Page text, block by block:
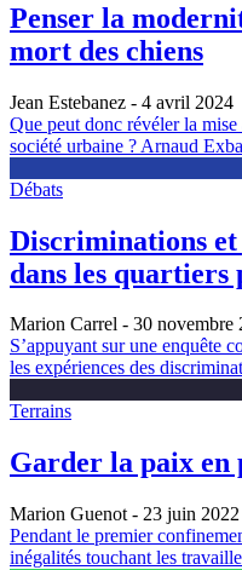
Penser la
mort des chiens
Jean Estebanez - 4 avril 2024
Que peut donc révéler la mise
société urbaine ? Arnaud
Débats
Discriminations
dans les quartiers
Marion Carrel - 30 novembre
S’appuyant sur une enquête
les expériences des
Terrains
Garder la paix en
Marion Guenot - 23 juin 2022
Pendant le premier
inégalités touchant les